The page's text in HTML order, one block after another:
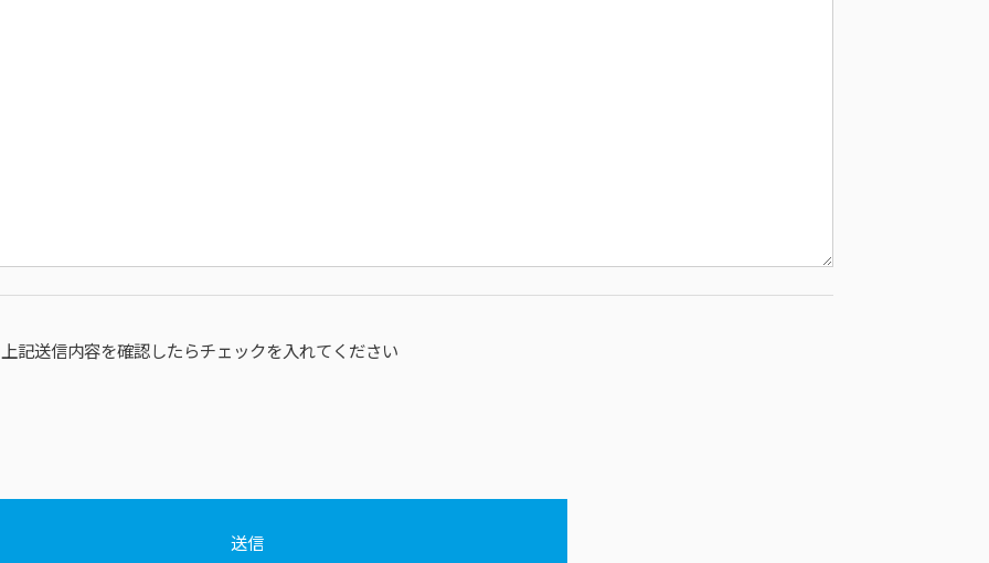
上記送信内容を確認したらチェックを入れてください
送信